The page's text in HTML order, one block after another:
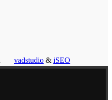
vadstudio & iSEO